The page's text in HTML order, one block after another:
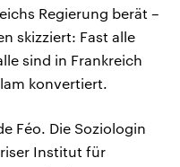
Regierung berät –
skizziert: Fast alle
sind in Frankreich
konvertiert.
Féo. Die Soziologin
Institut für